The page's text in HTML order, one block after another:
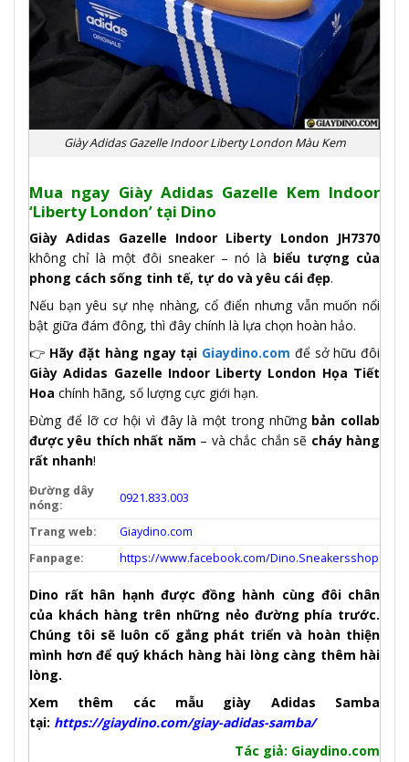
Giày Adidas Gazelle Indoor Liberty London Màu Kem
Mua ngay Giày Adidas Gazelle Kem Indoor
‘Liberty London’ tại Dino
Giày Adidas Gazelle Indoor Liberty London JH7370
không chỉ là một đôi sneaker – nó là biểu tượng của
phong cách sống tinh tế, tự do và yêu cái đẹp.
Nếu bạn yêu sự nhẹ nhàng, cổ điển nhưng vẫn muốn nổi
bật giữa đám đông, thì đây chính là lựa chọn hoàn hảo.
👉 Hãy đặt hàng ngay tại Giaydino.com để sở hữu đôi
Giày Adidas Gazelle Indoor Liberty London Họa Tiết
Hoa chính hãng, số lượng cực giới hạn.
Đừng để lỡ cơ hội vì đây là một trong những bản collab
được yêu thích nhất năm – và chắc chắn sẽ cháy hàng
rất nhanh!
Đường dây
nóng:
0921.833.003
Trang web:
Giaydino.com
Fanpage:
https://www.facebook.com/Dino.Sneakersshop
Dino rất hân hạnh được đồng hành cùng đôi chân
của khách hàng trên những nẻo đường phía trước.
Chúng tôi sẽ luôn cố gắng phát triển và hoàn thiện
mình hơn để quý khách hàng hài lòng càng thêm hài
lòng.
Xem thêm các mẫu giày Adidas Samba
tại: https://giaydino.com/giay-adidas-samba/
Tác giả: Giaydino.com